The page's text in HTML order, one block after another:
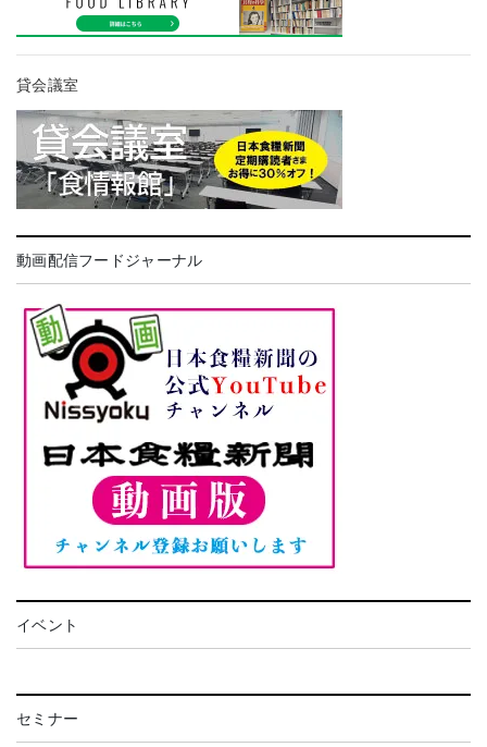
貸会議室
動画配信フードジャーナル
イベント
セミナー